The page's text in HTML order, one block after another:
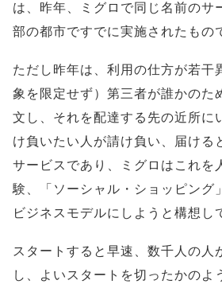
は、昨年、ミグロで同じ名前のサ
部の都市ですでに実施されたもの
ただし昨年は、利用の仕方が若干
象を限定せず）第三者が誰かのた
文し、それを配達する先の近所に
け負いたい人が請け負い、届ける
サービスであり、ミグロはこれを
験、「ソーシャル・ショッピング
ビジネスモデルにしようと構想し
スタートすると早速、数千人の人
し、よいスタートを切ったかのよ